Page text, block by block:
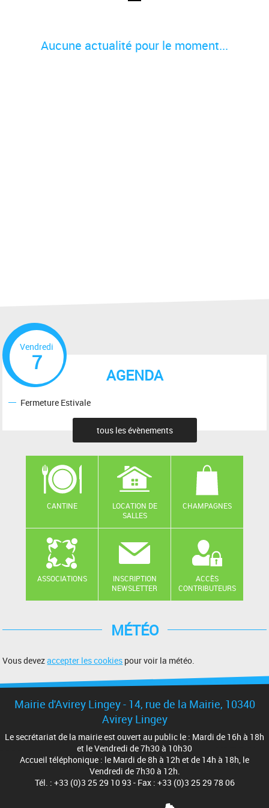
Aucune actualité pour le moment...
AGENDA
Vendredi
7
Fermeture Estivale
tous les évènements
CANTINE
LOCATION DE
SALLES
CHAMPAGNES
ASSOCIATIONS
INSCRIPTION
NEWSLETTER
ACCÈS
CONTRIBUTEURS
MÉTÉO
Vous devezaccepter les cookies pour voir la météo.
Mairie d'Avirey Lingey - 14, rue de la Mairie, 10340
Avirey Lingey
Le secrétariat de la mairie est ouvert au public le : Mardi de 16h à 18h
et le Vendredi de 7h30 à 10h30
Accueil téléphonique : le Mardi de 8h à 12h et de 14h à 18h, le
Vendredi de 7h30 à 12h.
Tél. : +33 (0)3 25 29 10 93 - Fax : +33 (0)3 25 29 78 06